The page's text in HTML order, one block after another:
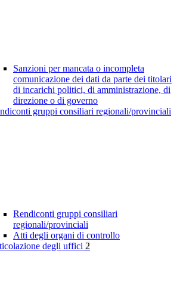
Sanzioni per mancata o incompleta
comunicazione dei dati da parte dei titolari
di incarichi politici, di amministrazione, di
direzione o di governo
gruppi consiliari regionali/provinciali
Rendiconti gruppi consiliari
regionali/provinciali
Atti degli organi di controllo
degli uffici 2